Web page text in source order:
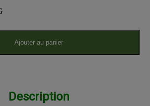
Ajouter au panier
Description